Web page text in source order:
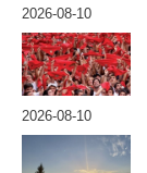
2026-08-10
2026-08-10